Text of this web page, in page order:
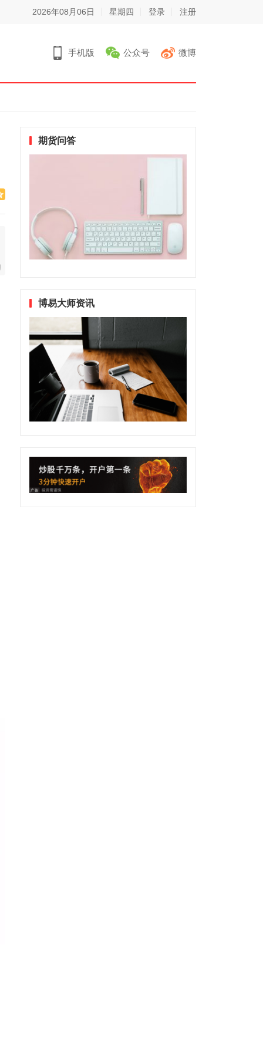
2026年08月06日 星期四 登录 注册
手机版 公众号 微博
期货问答
博易大师资讯